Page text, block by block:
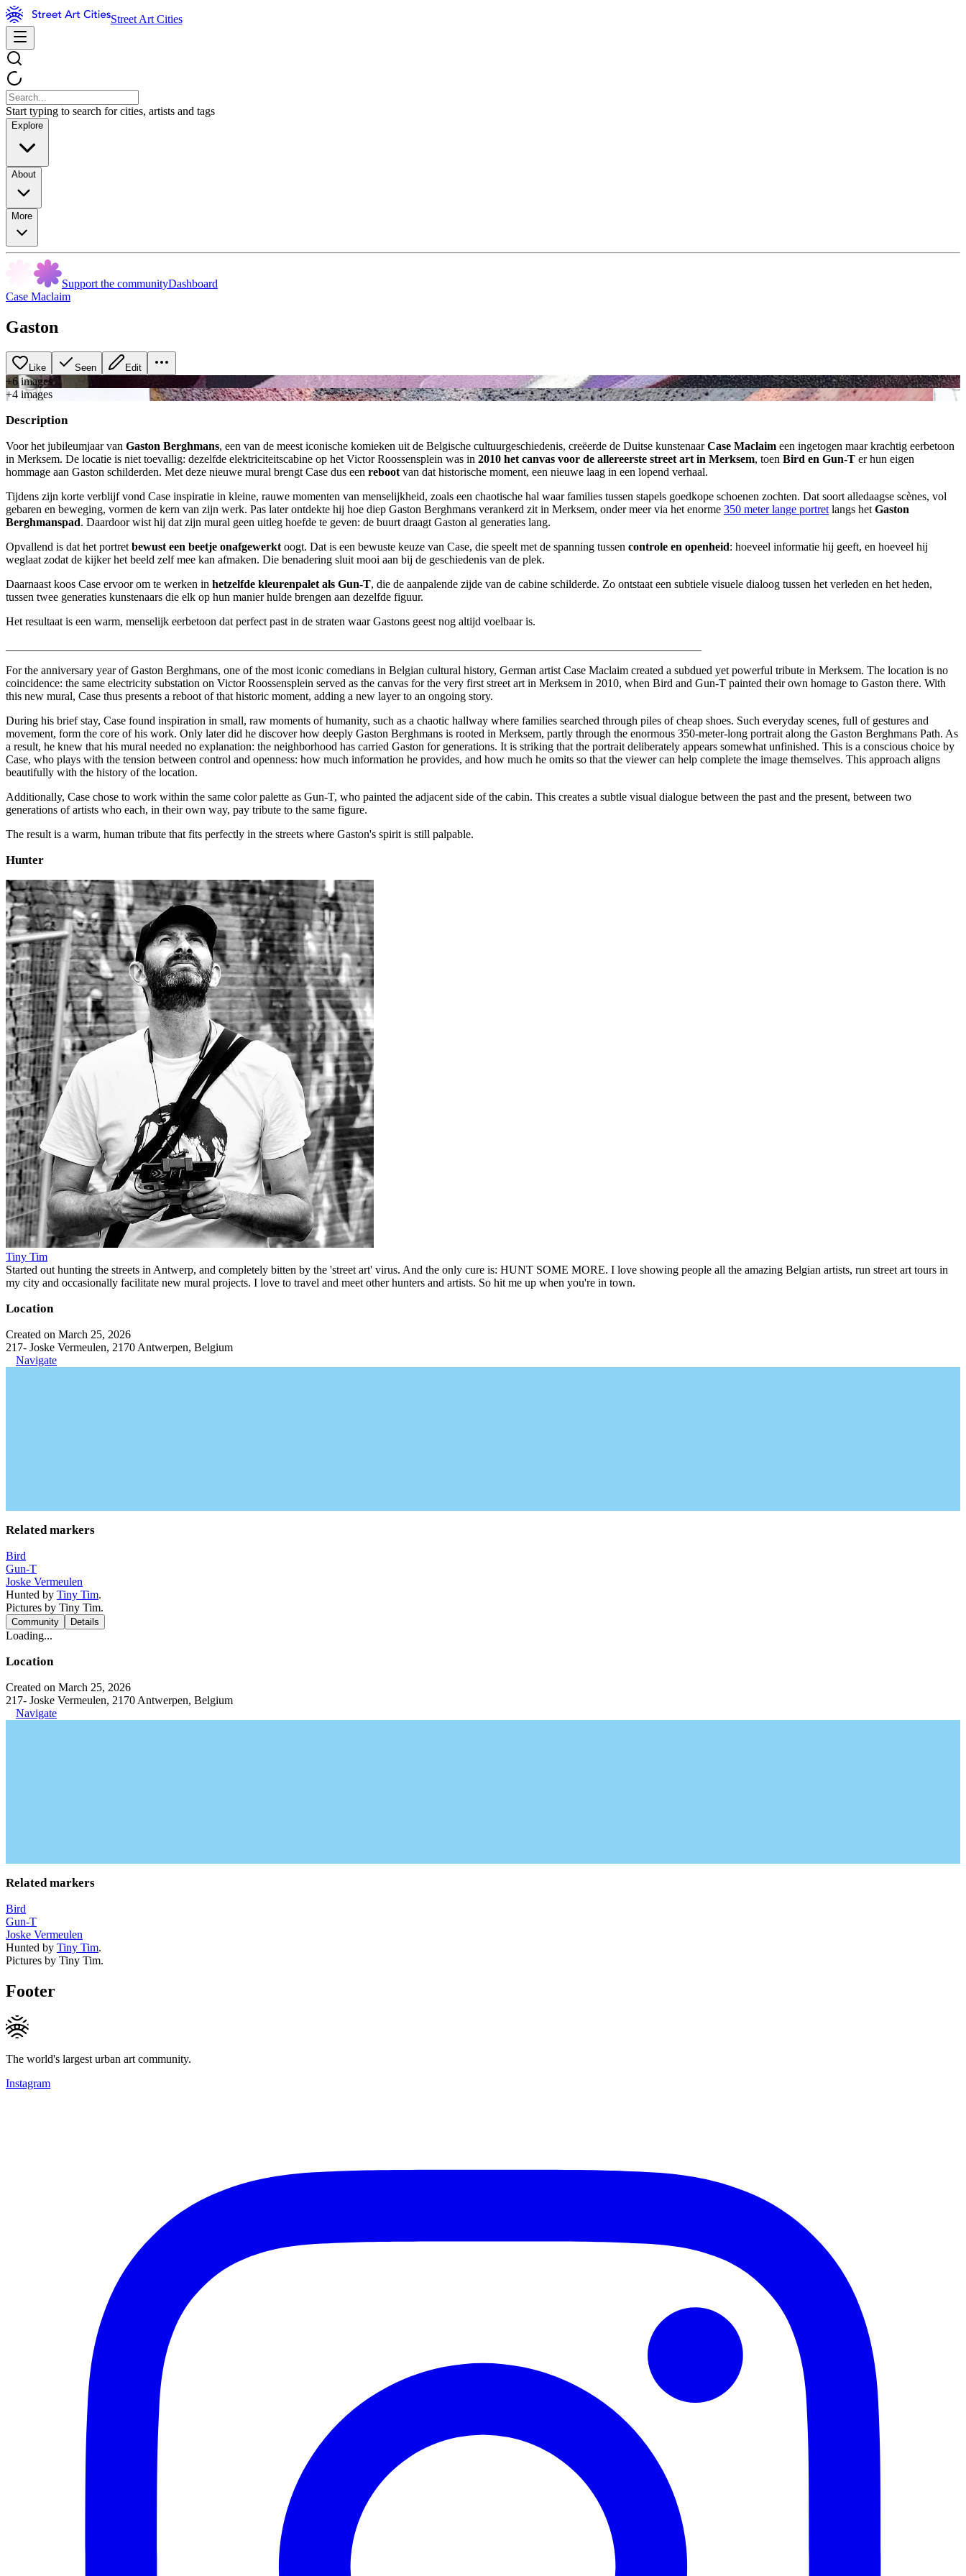
Street Art Cities
Start typing to search for cities, artists and tags
Explore
About
More
Support the communityDashboard
Case Maclaim
Gaston
Like Seen Edit
+6images
+4 images
Description
Voor het jubileumjaar van Gaston Berghmans, een van de meest iconische komieken uit de Belgische cultuurgeschiedenis, creëerde de Duitse kunstenaarCase Maclaim een ingetogen maar krachtig eerbetoon
in Merksem. De locatie is niet toevallig: dezelfde elektriciteitscabine op het Victor Roossensplein was in 2010 het canvas voor de allereerste street art in Merksem, toen Bird en Gun‑T er hun eigen
hommage aan Gaston schilderden. Met deze nieuwe mural brengt Case dus een reboot van dat historische moment, een nieuwe laag in een lopend verhaal.
Tijdens zijn korte verblijf vond Case inspiratie in kleine, rauwe momenten van menselijkheid, zoals een chaotische hal waar families tussen stapels goedkope schoenen zochten. Dat soort alledaagse scènes, vol
gebaren en beweging, vormen de kern van zijn werk. Pas later ontdekte hij hoe diep Gaston Berghmans verankerd zit in Merksem, onder meer via het enorme 350 meter lange portret langs het Gaston
Berghmanspad. Daardoor wist hij dat zijn mural geen uitleg hoefde te geven: de buurt draagt Gaston al generaties lang.
Opvallend is dat het portret bewust een beetje onafgewerkt oogt. Dat is een bewuste keuze van Case, die speelt met de spanning tussen controle en openheid: hoeveel informatie hij geeft, en hoeveel hij
weglaat zodat de kijker het beeld zelf mee kan afmaken. Die benadering sluit mooi aan bij de geschiedenis van de plek.
Daarnaast koos Case ervoor om te werken in hetzelfde kleurenpalet als Gun‑T, die de aanpalende zijde van de cabine schilderde. Zo ontstaat een subtiele visuele dialoog tussen het verleden en het heden,
tussen twee generaties kunstenaars die elk op hun manier hulde brengen aan dezelfde figuur.
Het resultaat is een warm, menselijk eerbetoon dat perfect past in de straten waar Gastons geest nog altijd voelbaar is.
For the anniversary year of Gaston Berghmans, one of the most iconic comedians in Belgian cultural history, German artist Case Maclaim created a subdued yet powerful tribute in Merksem. The location is no
coincidence: the same electricity substation on Victor Roossensplein served as the canvas for the very first street art in Merksem in 2010, when Bird and Gun‑T painted their own homage to Gaston there. With
this new mural, Case thus presents a reboot of that historic moment, adding a new layer to an ongoing story.
During his brief stay, Case found inspiration in small, raw moments of humanity, such as a chaotic hallway where families searched through piles of cheap shoes. Such everyday scenes, full of gestures and
movement, form the core of his work. Only later did he discover how deeply Gaston Berghmans is rooted in Merksem, partly through the enormous 350-meter-long portrait along the Gaston Berghmans Path. As
a result, he knew that his mural needed no explanation: the neighborhood has carried Gaston for generations. It is striking that the portrait deliberately appears somewhat unfinished. This is a conscious choice by
Case, who plays with the tension between control and openness: how much information he provides, and how much he omits so that the viewer can help complete the image themselves. This approach aligns
beautifully with the history of the location.
Additionally, Case chose to work within the same color palette as Gun‑T, who painted the adjacent side of the cabin. This creates a subtle visual dialogue between the past and the present, between two
generations of artists who each, in their own way, pay tribute to the same figure.
The result is a warm, human tribute that fits perfectly in the streets where Gaston's spirit is still palpable.
Hunter
Tiny Tim
Started out hunting the streets in Antwerp, and completely bitten by the 'street art' virus. And the only cure is: HUNT SOME MORE. I love showing people all the amazing Belgian artists, run street art tours in
my city and occasionally facilitate new mural projects. I love to travel and meet other hunters and artists. So hit me up when you're in town.
Location
Created on March 25, 2026
217- Joske Vermeulen, 2170 Antwerpen, Belgium
Navigate
Related markers
Bird
Gun-T
Joske Vermeulen
Hunted by Tiny Tim.
Pictures by Tiny Tim.
Community Details
Loading...
Location
Created on March 25, 2026
217- Joske Vermeulen, 2170 Antwerpen, Belgium
Navigate
Related markers
Bird
Gun-T
Joske Vermeulen
Hunted by Tiny Tim.
Pictures by Tiny Tim.
Footer
The world's largest urban art community.
Instagram